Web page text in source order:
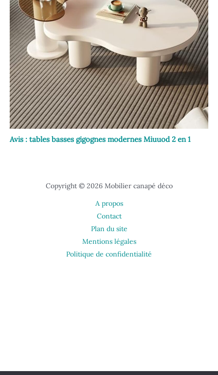
Avis : tables basses gigognes modernes Miuuod 2 en 1
Copyright © 2026 Mobilier canapé déco
A propos
Contact
Plan du site
Mentions légales
Politique de confidentialité